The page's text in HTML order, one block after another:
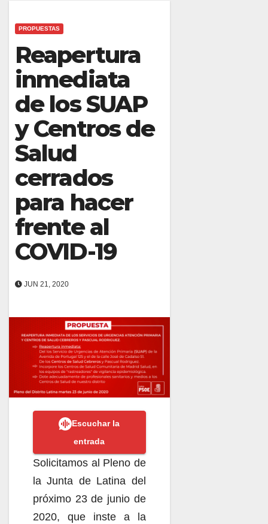
PROPUESTAS
Reapertura
inmediata
de los SUAP
y Centros de
Salud
cerrados
para hacer
frente al
COVID-19
JUN 21, 2020
Escuchar la
entrada
Solicitamos al Pleno de
la Junta de Latina del
próximo 23 de junio de
2020, que inste a la